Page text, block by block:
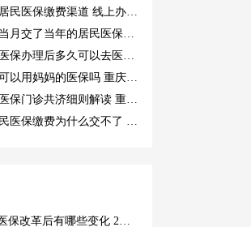
2024年重庆居民医保缴费渠道 线上办理渠道＋线下办理渠道一览
重庆新生儿当月交了当年的居民医保什么时候生效呢 重庆新生儿当月交了当年的居民医保的生效时间
重庆新生儿医保办理后多久可以去医院报销 重庆新生儿医保好久生效
重庆新生儿可以用妈妈的医保吗 重庆新生儿怎么样用妈妈的医保
重庆市职工医保门诊共济细则解读 重庆市职工医保门诊共济要求
重庆税务居民医保缴费为什么交不了 重庆税务居民医保缴费交不了的原因
2024重庆职工医保改革后有哪些变化 2024重庆职工医保改革后变化是什么